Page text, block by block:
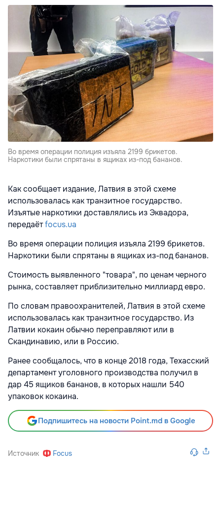
Во время операции полиция изъяла 2199 брикетов.
Наркотики были спрятаны в ящиках из-под бананов.
Как сообщает издание, Латвия в этой схеме
использовалась как транзитное государство.
Изъятые наркотики доставлялись из Эквадора,
передаётfocus.ua
Во время операции полиция изъяла 2199 брикетов.
Наркотики были спрятаны в ящиках из-под бананов.
Стоимость выявленного "товара", по ценам черного
рынка, составляет приблизительно миллиард евро.
По словам правоохранителей, Латвия в этой схеме
использовалась как транзитное государство. Из
Латвии кокаин обычно переправляют или в
Скандинавию, или в Россию.
Ранее сообщалось, что в конце 2018 года, Техасский
департамент уголовного производства получил в
дар 45 ящиков бананов, в которых нашли 540
упаковок кокаина.
Подпишитесь на новости Point.md в Google
Источник Focus